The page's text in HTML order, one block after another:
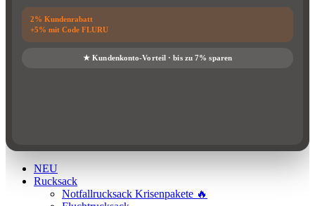
NEU
Rucksack
Notfallrucksack Krisenpakete 🔥